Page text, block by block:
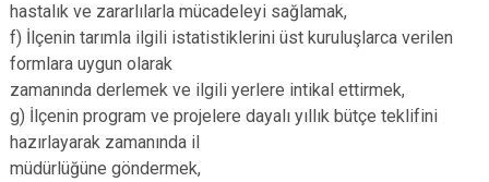
hastalık ve zararlılarla mücadeleyi sağlamak,
f) İlçenin tarımla ilgili istatistiklerini üst kuruluşlarca verilen
formlara uygun olarak
zamanında derlemek ve ilgili yerlere intikal ettirmek,
g) İlçenin program ve projelere dayalı yıllık bütçe teklifini
hazırlayarak zamanında il
müdürlüğüne göndermek,